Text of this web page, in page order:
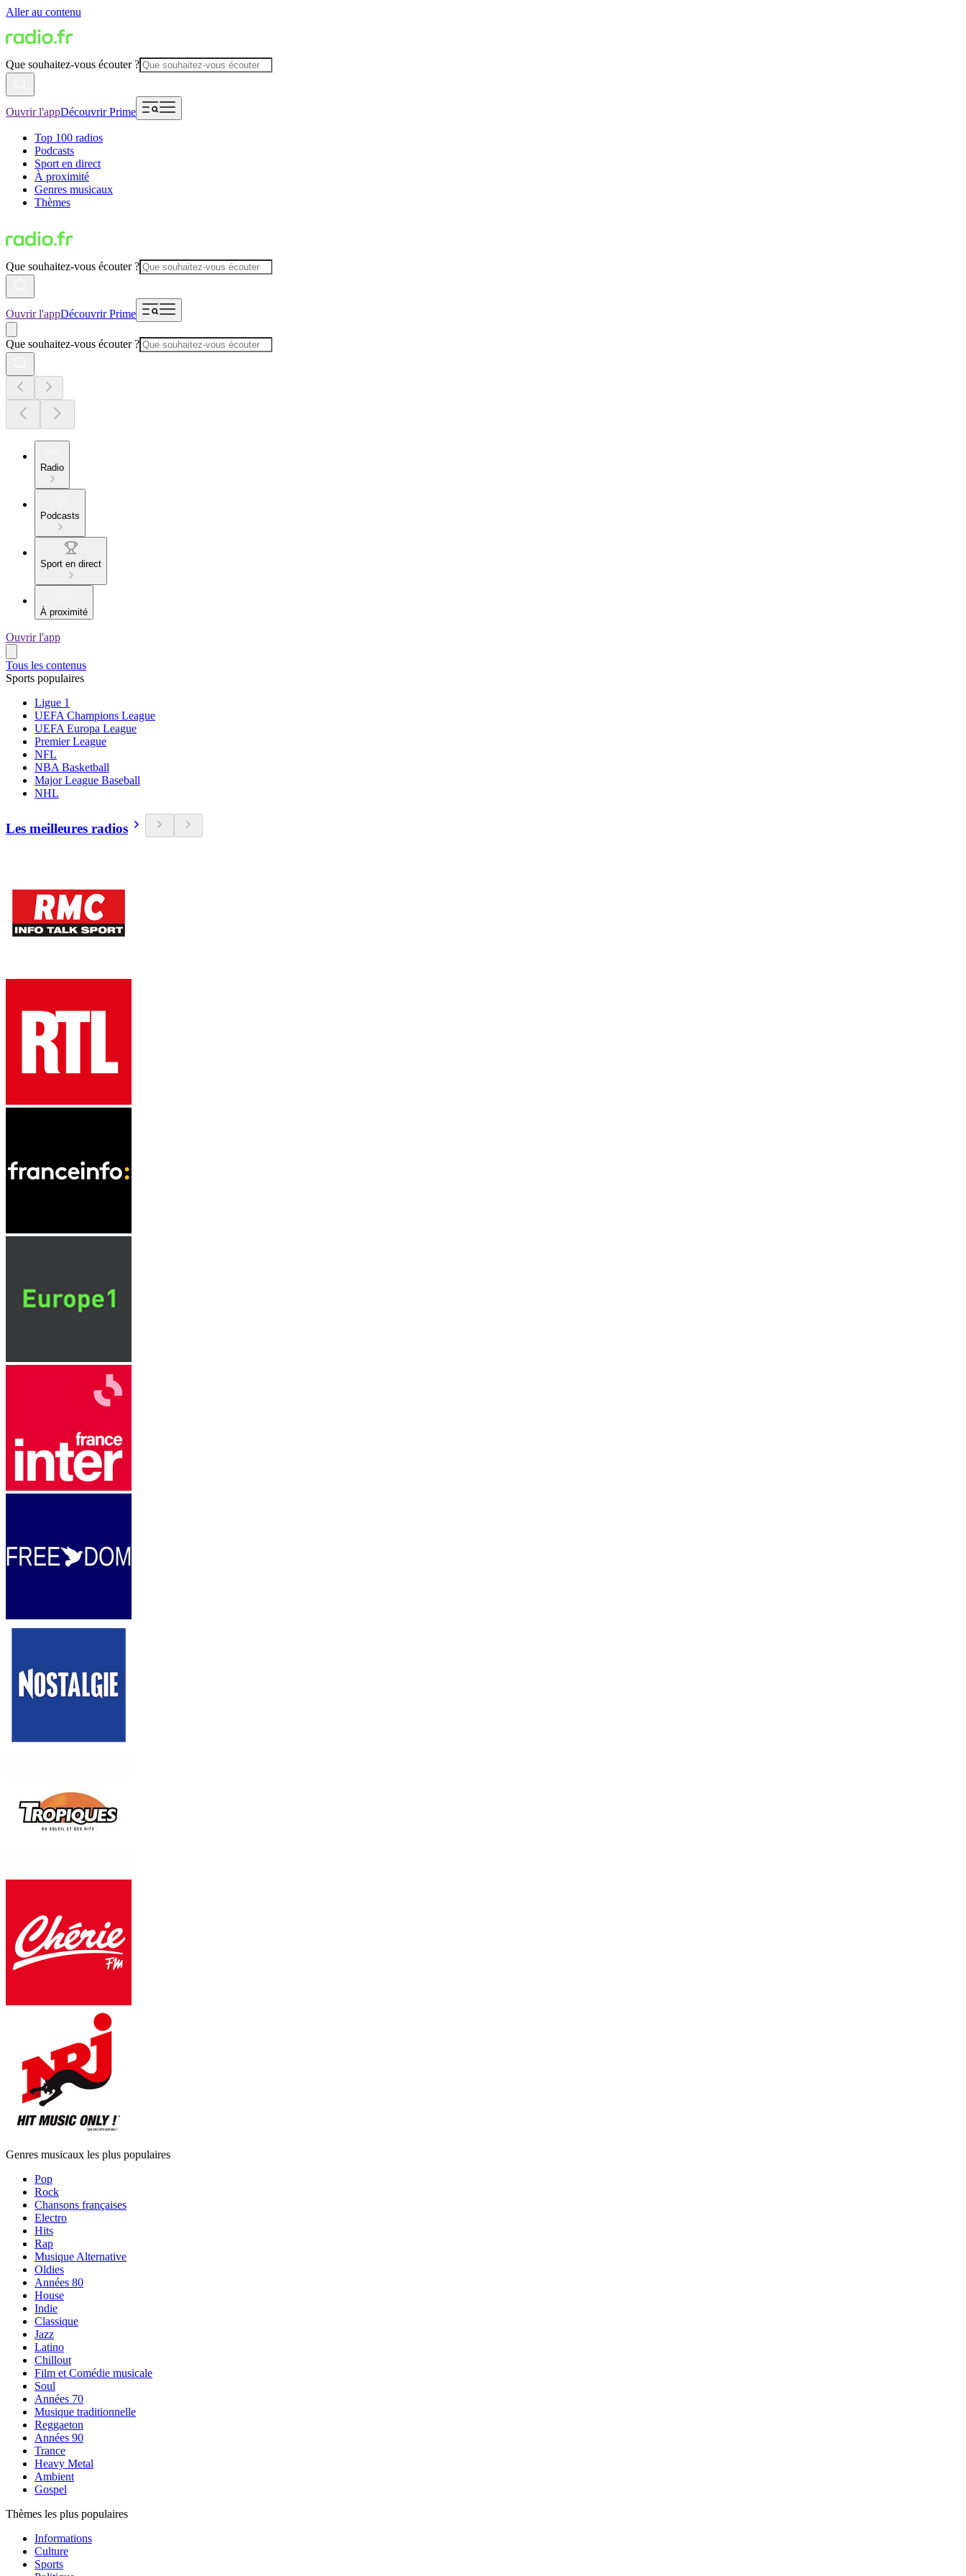
Aller au contenu
Que souhaitez-vous écouter ?
Ouvrir l'appDécouvrir Prime
Top 100 radios
Podcasts
Sport en direct
À proximité
Genres musicaux
Thèmes
Que souhaitez-vous écouter ?
Ouvrir l'appDécouvrir Prime
Que souhaitez-vous écouter ?
Radio
Podcasts
Sport en direct
À proximité
Ouvrir l'app
Tous les contenus
Sports populaires
Ligue 1
UEFA Champions League
UEFA Europa League
Premier League
NFL
NBA Basketball
Major League Baseball
NHL
Les meilleures radios
Genres musicaux les plus populaires
Pop
Rock
Chansons françaises
Electro
Hits
Rap
Musique Alternative
Oldies
Années 80
House
Indie
Classique
Jazz
Latino
Chillout
Film et Comédie musicale
Soul
Années 70
Musique traditionnelle
Reggaeton
Années 90
Trance
Heavy Metal
Ambient
Gospel
Thèmes les plus populaires
Informations
Culture
Sports